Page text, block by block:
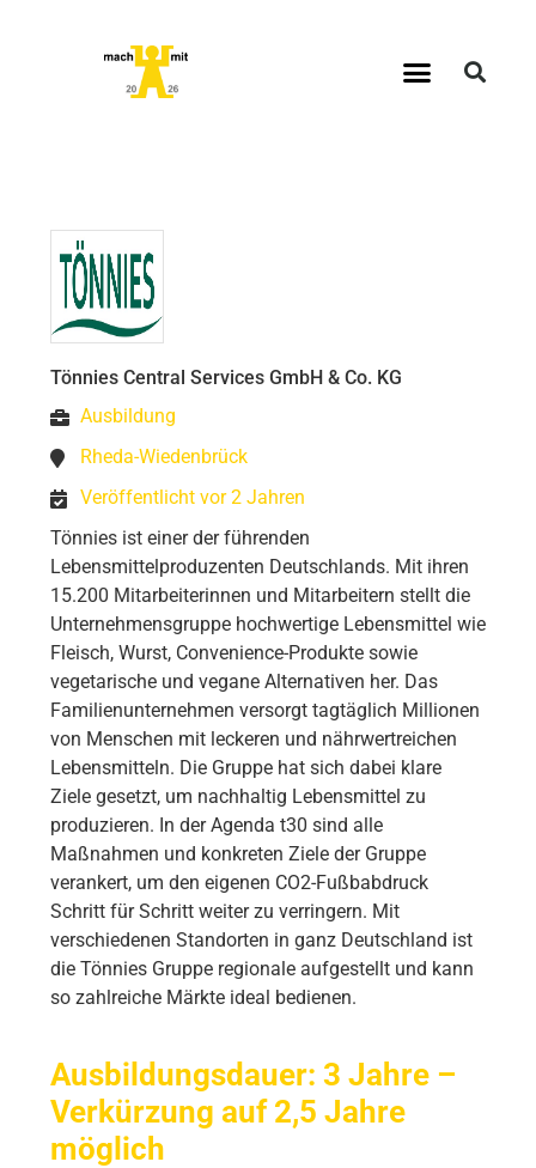
Tönnies Central Services GmbH & Co. KG
Ausbildung
Rheda-Wiedenbrück
Veröffentlicht vor 2 Jahren
Tönnies ist einer der führenden
Lebensmittelproduzenten Deutschlands. Mit ihren
15.200 Mitarbeiterinnen und Mitarbeitern stellt die
Unternehmensgruppe hochwertige Lebensmittel wie
Fleisch, Wurst, Convenience-Produkte sowie
vegetarische und vegane Alternativen her. Das
Familienunternehmen versorgt tagtäglich Millionen
von Menschen mit leckeren und nährwertreichen
Lebensmitteln. Die Gruppe hat sich dabei klare
Ziele gesetzt, um nachhaltig Lebensmittel zu
produzieren. In der Agenda t30 sind alle
Maßnahmen und konkreten Ziele der Gruppe
verankert, um den eigenen CO2-Fußbabdruck
Schritt für Schritt weiter zu verringern. Mit
verschiedenen Standorten in ganz Deutschland ist
die Tönnies Gruppe regionale aufgestellt und kann
so zahlreiche Märkte ideal bedienen.
Ausbildungsdauer: 3 Jahre –
Verkürzung auf 2,5 Jahre
möglich